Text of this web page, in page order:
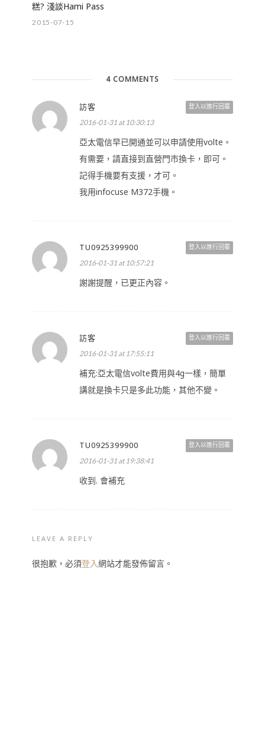
糕? 淺談Hami Pass
2015-07-15
4 COMMENTS
登入以進行回覆
訪客
2016-01-31 at 10:30:13
亞太電信早已開通並可以申請使用volte。
有需要，請直接到直營門市換卡，即可。
記得手機要有支援，才可。
我用infocuse M372手機。
登入以進行回覆
TU0925399900
2016-01-31 at 10:57:21
謝謝提醒，已更正內容。
登入以進行回覆
訪客
2016-01-31 at 17:55:11
補充:亞太電信volte費用與4g一樣，簡單
講就是換卡只是多此功能，其他不變。
登入以進行回覆
TU0925399900
2016-01-31 at 19:38:41
收到. 會補充
LEAVE A REPLY
很抱歉，必須登入網站才能發佈留言。